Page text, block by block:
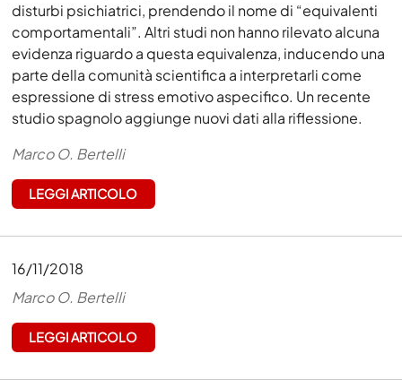
disturbi psichiatrici, prendendo il nome di “equivalenti
comportamentali”. Altri studi non hanno rilevato alcuna
evidenza riguardo a questa equivalenza, inducendo una
parte della comunità scientifica a interpretarli come
espressione di stress emotivo aspecifico. Un recente
studio spagnolo aggiunge nuovi dati alla riflessione.
Marco O. Bertelli
LEGGI ARTICOLO
16/11/2018
Marco O. Bertelli
LEGGI ARTICOLO